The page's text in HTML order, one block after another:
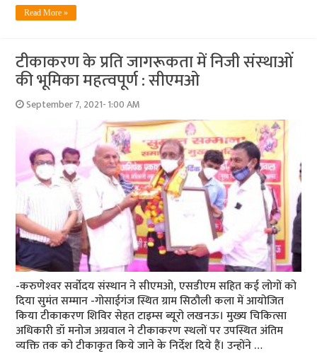
Read More »
टीकाकरण के प्रति जागरूकता में निजी संस्‍थाओं
की भूमिका महत्‍वपूर्ण : सीएमओ
September 7, 2021- 1:00 AM
-करुणेश्‍वर सर्वोदय संस्‍थान ने सीएमओ, एसडीएम सहित कई लोगों को
दिया सुमंत सम्‍मान -गोसाईगंज स्थित ग्राम सिठौली कला में आयोजित
किया टीकाकरण शिविर सेहत टाइम्‍स ब्‍यूरो लखनऊ। मुख्‍य चिकित्‍सा
अधिकारी डॉ मनोज अग्रवाल ने टीकाकरण स्‍थलों पर उपस्थित अंतिम
व्‍यक्ति तक को टीकाकृत किये जाने के निर्देश दिये हैं। उन्‍होंने …